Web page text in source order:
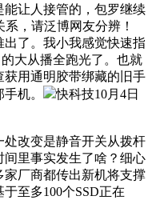
让人接管的，包罗继续
，请泛博网友分辨！
出了。我小我感觉快速指
大从播全跑光了。也就
用通明胶带绑藏的旧手
机。
快科技10月4日
处改变是静音开关从拨杆
里事实发生了啥？细心
厂商都传出新机将支撑
至多100个SSD正在